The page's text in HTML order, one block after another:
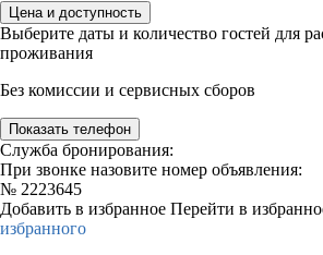
Цена и доступность
Выберите даты и количество гостей для
проживания
Без комиссии и сервисных сборов
Показать телефон
Служба бронирования:
При звонке назовите номер объявления:
№ 2223645
Добавить в избранное Перейти в
избранного